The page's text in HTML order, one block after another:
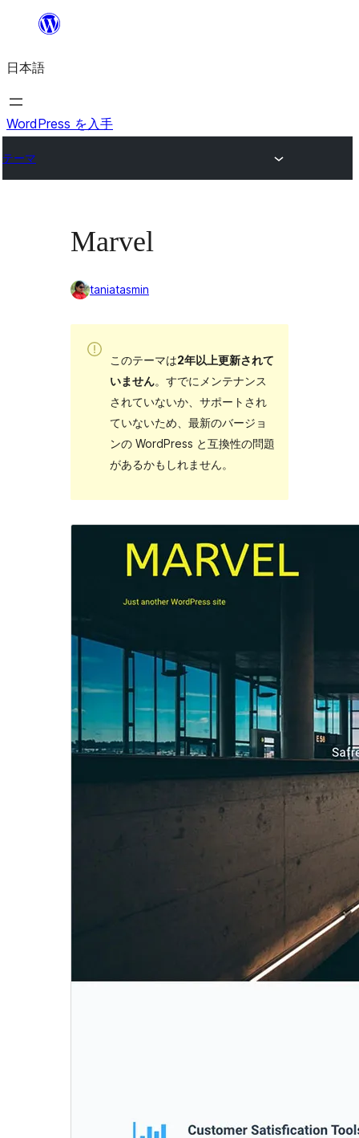
を
ス
キ
プ
日本語
WordPress を入手
テーマ
Marvel
taniatasmin
このテーマは2年以上更新されて
いません。すでにメンテナンス
されていないか、サポートされ
ていないため、最新のバージョ
ンの WordPress と互換性の問題
があるかもしれません。